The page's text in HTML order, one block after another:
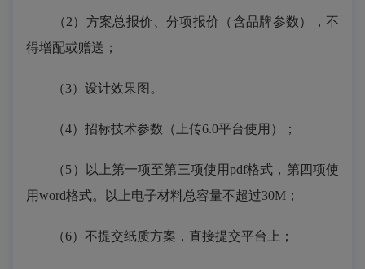
（2） 方案总报价、分项报价（含品牌参数）
，不
得增配或赠送；
（3）设计效果图。
（4）招标技术参数（上传6.0平台使用）；
（5）以上第一项至第三项使用pdf格式，第四项使
用word格式。以上电子材料总容量不超过30M；
（6）不提交纸质方案，直接提交平台上；